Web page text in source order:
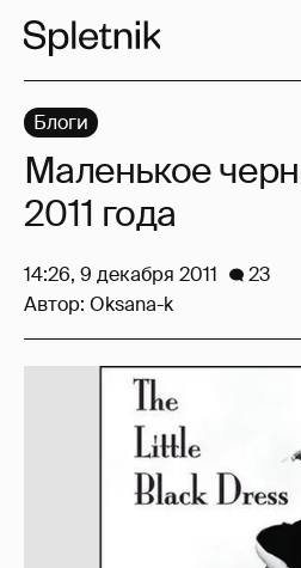
Блоги
Маленькое
2011 года
14:26, 9 декабря 2011
23
Автор: Oksana-k